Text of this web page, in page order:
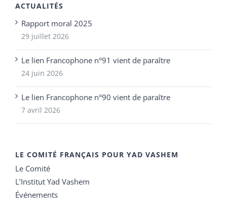
ACTUALITÉS
Rapport moral 2025
29 juillet 2026
Le lien Francophone n°91 vient de paraître
24 juin 2026
Le lien Francophone n°90 vient de paraître
7 avril 2026
LE COMITÉ FRANÇAIS POUR YAD VASHEM
Le Comité
L’Institut Yad Vashem
Événements